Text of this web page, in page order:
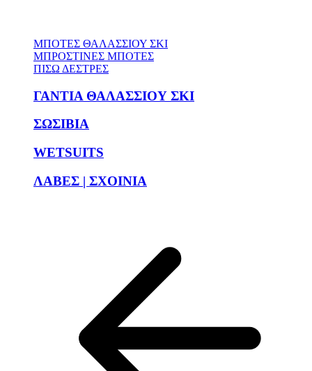
ΜΠΟΤΕΣ ΘΑΛΑΣΣΙΟΥ ΣΚΙ
ΜΠΡΟΣΤΙΝΕΣ ΜΠΟΤΕΣ
ΠΙΣΩ ΔΕΣΤΡΕΣ
ΓΑΝΤΙΑ ΘΑΛΑΣΣΙΟΥ ΣΚΙ
ΣΩΣΙΒΙΑ
WETSUITS
ΛΑΒΕΣ | ΣΧΟΙΝΙΑ